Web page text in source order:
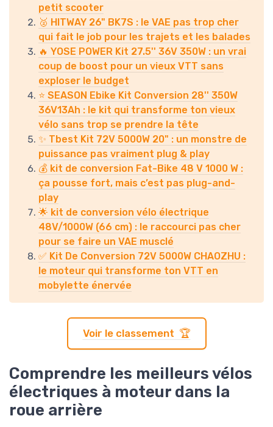
petit scooter
🥈 HITWAY 26" BK7S : le VAE pas trop cher
qui fait le job pour les trajets et les balades
🔥 YOSE POWER Kit 27.5'' 36V 350W : un vrai
coup de boost pour un vieux VTT sans
exploser le budget
⭐ SEASON Ebike Kit Conversion 28'' 350W
36V13Ah : le kit qui transforme ton vieux
vélo sans trop se prendre la tête
✨ Tbest Kit 72V 5000W 20" : un monstre de
puissance pas vraiment plug & play
💰 kit de conversion Fat-Bike 48 V 1000 W :
ça pousse fort, mais c’est pas plug-and-
play
🌟 kit de conversion vélo électrique
48V/1000W (66 cm) : le raccourci pas cher
pour se faire un VAE musclé
✅ Kit De Conversion 72V 5000W CHAOZHU :
le moteur qui transforme ton VTT en
mobylette énervée
Voir le classement 🏆
Comprendre les meilleurs vélos
électriques à moteur dans la
roue arrière